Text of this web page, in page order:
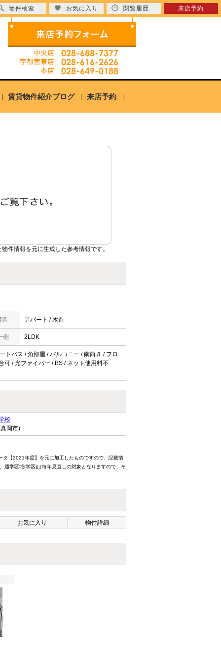
賃貸物件紹介ブログ 来店予約
物件検索 お気に入り 閲覧履歴 来店予約
件情報を元に生成した参考情報です。
造 アパート / 木造
例 2LDK
トバス / 角部屋 / バルコニー / 南向き / フロ
可 / 光ファイバー / BS / ネット使用料不
校
岡市)
【2021年度】を元に加工したものですので、記載情
通学区域(学区)は毎年見直しの対象となりますので、そ
お気に入り 物件詳細